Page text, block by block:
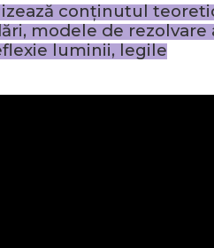
conținutul
modele de rezolvare
luminii, legile